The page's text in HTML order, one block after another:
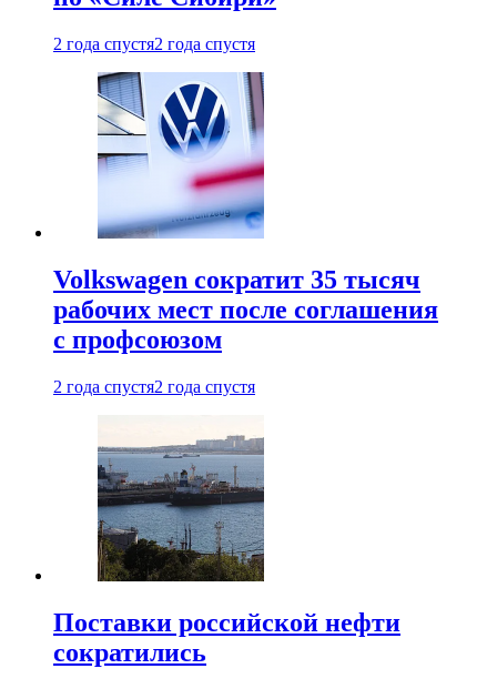
2 года спустя2 года спустя
Volkswagen сократит 35 тысяч
рабочих мест после соглашения
с профсоюзом
2 года спустя2 года спустя
Поставки российской нефти
сократились